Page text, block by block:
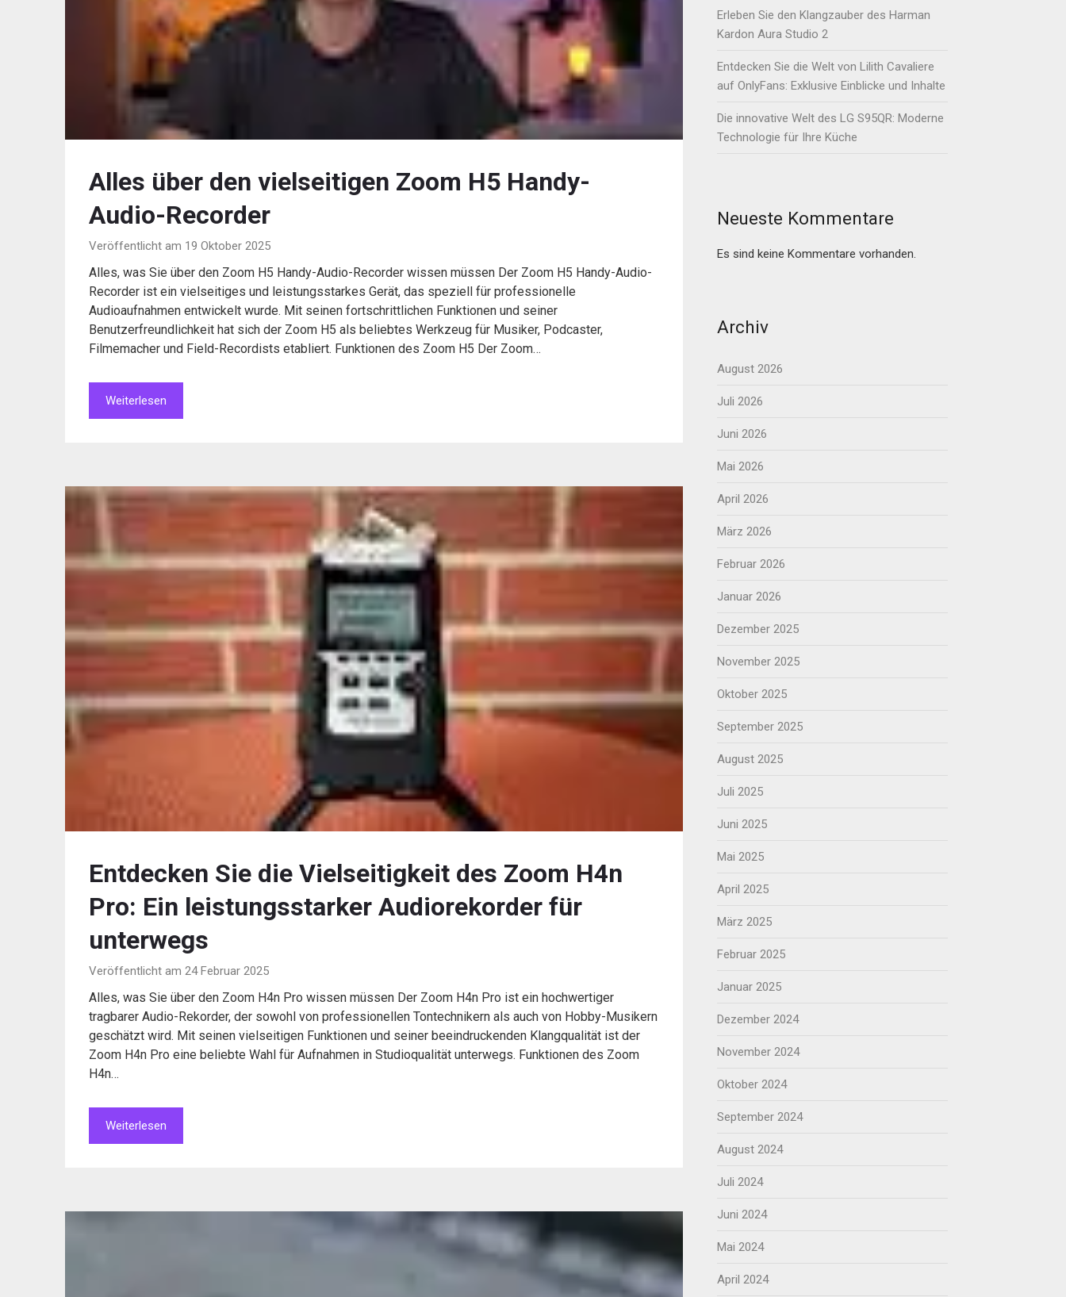
Alles über den vielseitigen Zoom H5 Handy-
Audio-Recorder
Veröffentlicht am 19 Oktober 2025
Alles, was Sie über den Zoom H5 Handy-Audio-Recorder wissen müssen Der Zoom H5 Handy-Audio-
Recorder ist ein vielseitiges und leistungsstarkes Gerät, das speziell für professionelle
Audioaufnahmen entwickelt wurde. Mit seinen fortschrittlichen Funktionen und seiner
Benutzerfreundlichkeit hat sich der Zoom H5 als beliebtes Werkzeug für Musiker, Podcaster,
Filmemacher und Field-Recordists etabliert. Funktionen des Zoom H5 Der Zoom…
Weiterlesen
Entdecken Sie die Vielseitigkeit des Zoom H4n
Pro: Ein leistungsstarker Audiorekorder für
unterwegs
Veröffentlicht am 24 Februar 2025
Alles, was Sie über den Zoom H4n Pro wissen müssen Der Zoom H4n Pro ist ein hochwertiger
tragbarer Audio-Rekorder, der sowohl von professionellen Tontechnikern als auch von Hobby-Musikern
geschätzt wird. Mit seinen vielseitigen Funktionen und seiner beeindruckenden Klangqualität ist der
Zoom H4n Pro eine beliebte Wahl für Aufnahmen in Studioqualität unterwegs. Funktionen des Zoom
H4n…
Weiterlesen
Erleben Sie den Klangzauber des Harman
Kardon Aura Studio 2
Entdecken Sie die Welt von Lilith Cavaliere
auf OnlyFans: Exklusive Einblicke und Inhalte
Die innovative Welt des LG S95QR: Moderne
Technologie für Ihre Küche
Neueste Kommentare
Es sind keine Kommentare vorhanden.
Archiv
August 2026
Juli 2026
Juni 2026
Mai 2026
April 2026
März 2026
Februar 2026
Januar 2026
Dezember 2025
November 2025
Oktober 2025
September 2025
August 2025
Juli 2025
Juni 2025
Mai 2025
April 2025
März 2025
Februar 2025
Januar 2025
Dezember 2024
November 2024
Oktober 2024
September 2024
August 2024
Juli 2024
Juni 2024
Mai 2024
April 2024